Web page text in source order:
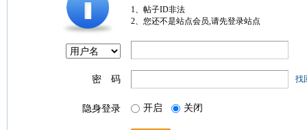
1、帖子ID非法
2、您还不是站点会员,请先登录站点
密 码 找
隐身登录 开启 关闭